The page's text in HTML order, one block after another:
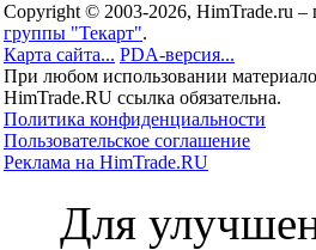
Copyright © 2003-2026, HimTrade.ru –
группы "Текарт".
Карта сайта... PDA-версия...
При любом использовании
HimTrade.RU ссылка обязательна.
Политика конфиденциальности
Пользовательское соглашение
Реклама на HimTrade.RU
Для